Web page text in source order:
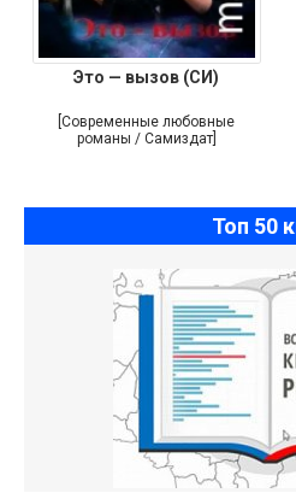
Это — вызов (СИ)
[Современные любовные
романы / Самиздат]
Топ 50